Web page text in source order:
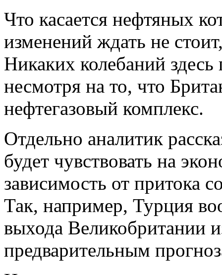
Что касается нефтяных
изменений ждать не
Никаких колебаний
несмотря на то, что
нефтегазовый комплекс.
Отдельно аналитик
будет чувствовать на
зависимость от притока
Так, например, Турция
выхода Великобритании
предварительным